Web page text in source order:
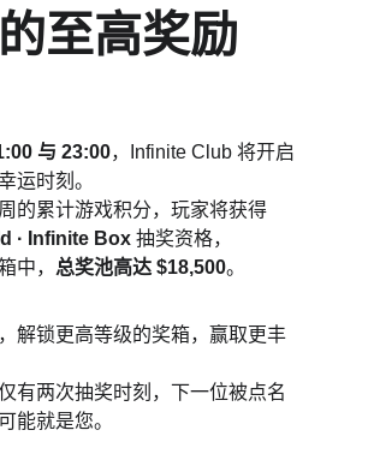
至高奖励
与 23:00，Infinite Club 将开启
运时刻。
的累计游戏积分，玩家将获得
· Infinite Box 抽奖资格，
中， 总奖池高达 $18,500。
解锁更高等级的奖箱，赢取更丰
有两次抽奖时刻，下一位被点名
能就是您。